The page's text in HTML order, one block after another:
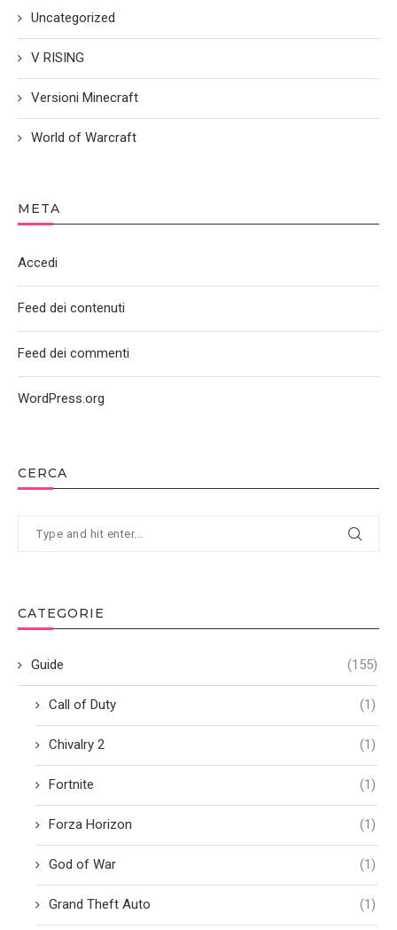
CERCA
CATEGORIE
Guide (155)
Call of Duty (1)
Chivalry 2 (1)
Fortnite (1)
Forza Horizon (1)
God of War (1)
Grand Theft Auto (1)
Uncategorized
V RISING
Versioni Minecraft
World of Warcraft
META
Accedi
Feed dei contenuti
Feed dei commenti
WordPress.org